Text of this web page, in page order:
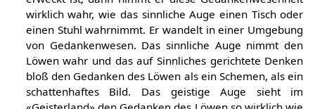
wirklich wahr, wie das sinnliche Auge einen Tisch oder
einen Stuhl wahrnimmt. Er wandelt in einer Umgebung
von Gedankenwesen. Das sinnliche Auge nimmt den
Löwen wahr und das auf Sinnliches gerichtete Denken
bloß den Gedanken des Löwen als ein Schemen, als ein
schattenhaftes Bild. Das geistige Auge sieht im